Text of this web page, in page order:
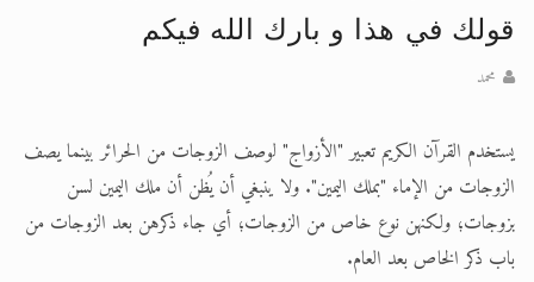
قولك في هذا و بارك الله فيكم
محمد
يستخدم القرآن الكريم تعبير "الأزواج" لوصف الزوجات من الحرائر بينما يصف
الزوجات من الإماء "بملك اليمين". ولا ينبغي أن يُظن أن ملك اليمين لسن
بزوجات؛ ولكنهن نوع خاص من الزوجات؛ أي جاء ذكرهن بعد الزوجات من
باب ذكر الخاص بعد العام.